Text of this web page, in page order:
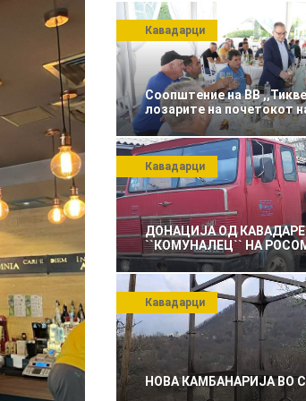
Соопштение на ВВ
лозарите на почетокот
Кавадарци
ДОНАЦИЈА ОД
``КОМУНАЛЕЦ`` НА
ПРЕТПРИЈАТИЕ ЗА
Кавадарци
НОВА КАМБАНАРИЈА ВО
Кавадарци